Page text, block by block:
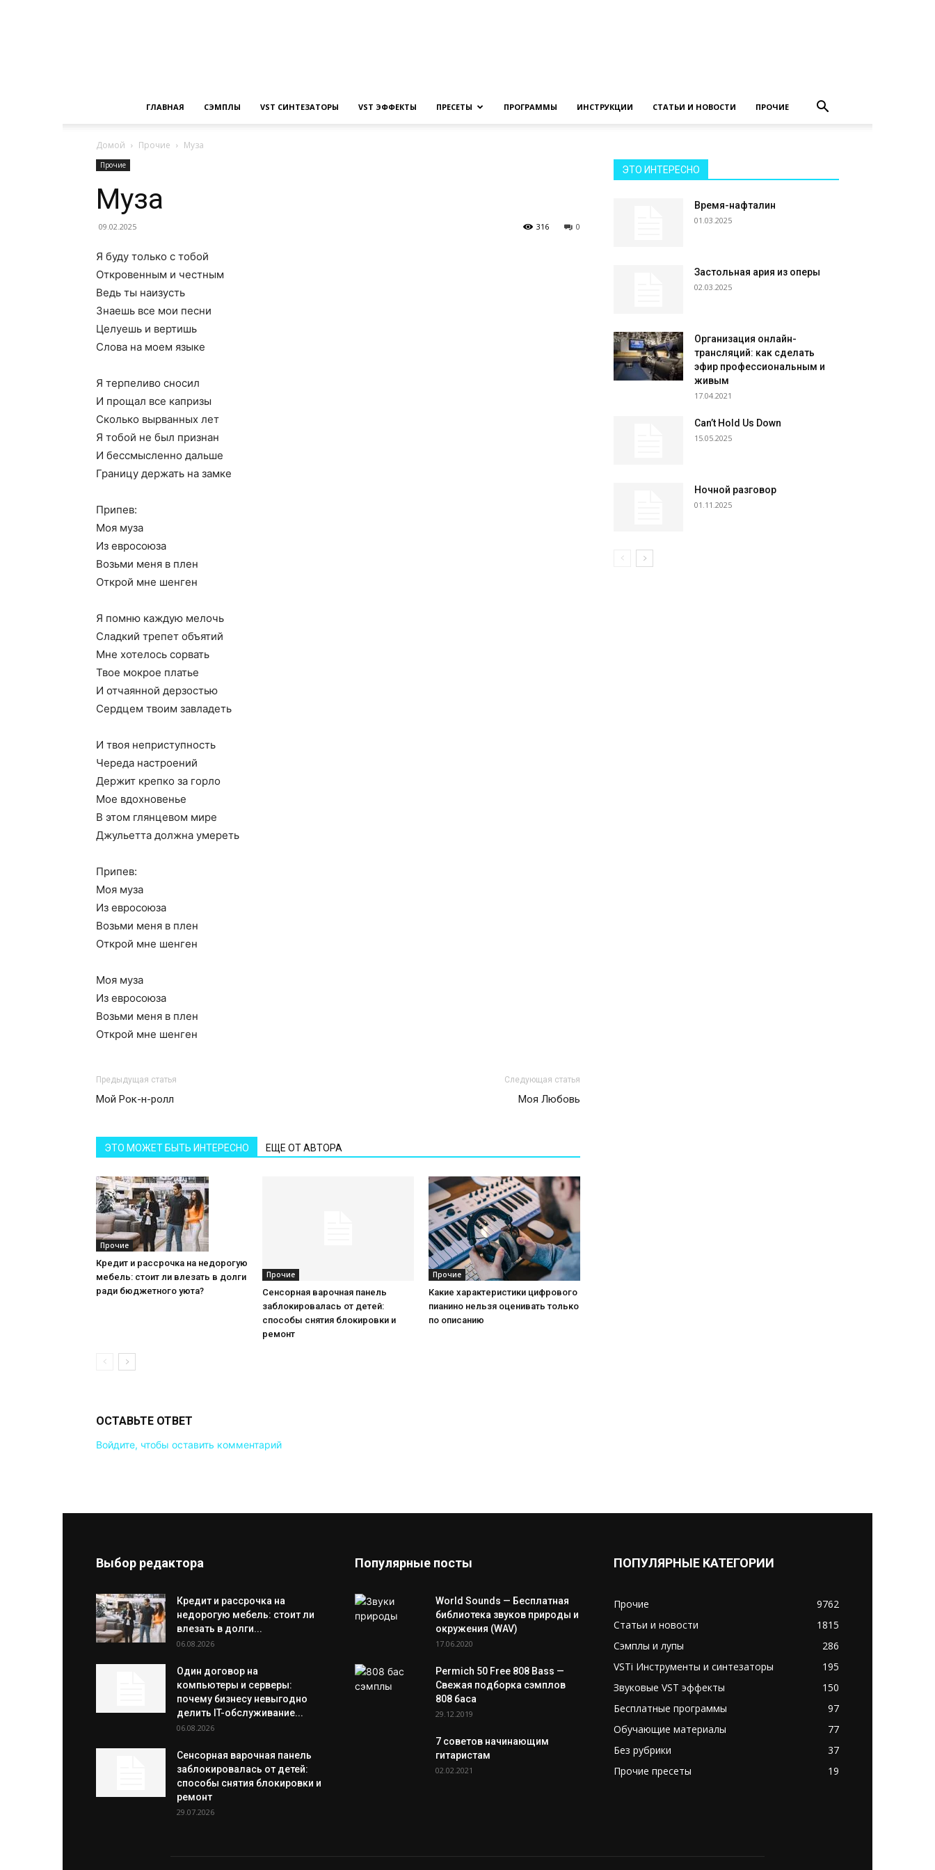
ГЛАВНАЯ СЭМПЛЫ VST СИНТЕЗАТОРЫ VST ЭФФЕКТЫ ПРЕСЕТЫ ПРОГРАММЫ ИНСТРУКЦИИ СТАТЬИ И НОВОСТИ ПРОЧИЕ
Домой Прочие Муза
Прочие
Муза
09.02.2025 0
316
Я буду только с тобой
Откровенным и честным
Ведь ты наизусть
Знаешь все мои песни
Целуешь и вертишь
Слова на моем языке
Я терпеливо сносил
И прощал все капризы
Сколько вырванных лет
Я тобой не был признан
И бессмысленно дальше
Границу держать на замке
Припев:
Моя муза
Из евросоюза
Возьми меня в плен
Открой мне шенген
Я помню каждую мелочь
Сладкий трепет объятий
Мне хотелось сорвать
Твое мокрое платье
И отчаянной дерзостью
Сердцем твоим завладеть
И твоя неприступность
Череда настроений
Держит крепко за горло
Мое вдохновенье
В этом глянцевом мире
Джульетта должна умереть
Припев:
Моя муза
Из евросоюза
Возьми меня в плен
Открой мне шенген
Моя муза
Из евросоюза
Возьми меня в плен
Открой мне шенген
Предыдущая статья
Мой Рок-н-ролл
Следующая статья
Моя Любовь
ЭТО МОЖЕТ БЫТЬ ИНТЕРЕСНО ЕЩЕ ОТ АВТОРА
Прочие
Кредит и рассрочка на недорогую
мебель: стоит ли влезать в долги
ради бюджетного уюта?
Прочие
Сенсорная варочная панель
заблокировалась от детей:
способы снятия блокировки и
ремонт
Прочие
Какие характеристики цифрового
пианино нельзя оценивать только
по описанию
ОСТАВЬТЕ ОТВЕТ
Войдите, чтобы оставить комментарий
ЭТО ИНТЕРЕСНО
Время-нафталин
01.03.2025
Застольная ария из оперы
02.03.2025
Организация онлайн-
трансляций: как сделать
эфир профессиональным и
живым
17.04.2021
Can’t Hold Us Down
15.05.2025
Ночной разговор
01.11.2025
Выбор редактора
Кредит и рассрочка на
недорогую мебель: стоит ли
влезать в долги...
06.08.2026
Один договор на
компьютеры и серверы:
почему бизнесу невыгодно
делить IT-обслуживание...
06.08.2026
Сенсорная варочная панель
заблокировалась от детей:
способы снятия блокировки и
ремонт
29.07.2026
Популярные посты
World Sounds — Бесплатная
библиотека звуков природы и
окружения (WAV)
17.06.2020
Permich 50 Free 808 Bass —
Свежая подборка сэмплов
808 баса
29.12.2019
7 советов начинающим
гитаристам
02.02.2021
ПОПУЛЯРНЫЕ КАТЕГОРИИ
Прочие
9762
Статьи и новости
1815
Сэмплы и лупы
286
VSTi Инструменты и синтезаторы
195
Звуковые VST эффекты
150
Бесплатные программы
97
Обучающие материалы
77
Без рубрики
37
Прочие пресеты
19